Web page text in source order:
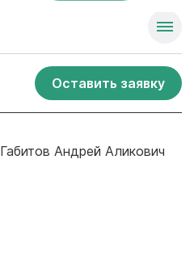
Оставить заявку
Габитов Андрей Аликович